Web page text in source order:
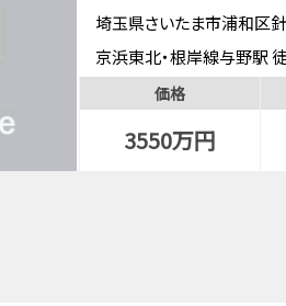
埼玉県さいたま市浦和区
京浜東北・根岸線与野駅
価格
3550万円